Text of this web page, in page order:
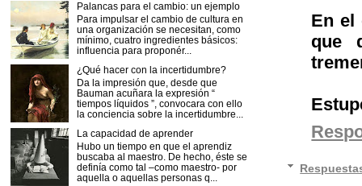
En el
que
Palancas para el cambio: un ejemplo
Para impulsar el cambio de cultura en
una organización se necesitan, como
mínimo, cuatro ingredientes básicos:
influencia para proponér...
¿Qué hacer con la incertidumbre?
Da la impresión que, desde que
Bauman acuñara la expresión “
tiempos líquidos ”, convocara con ello
la conciencia sobre la incertidumbre...
La capacidad de aprender
Hubo un tiempo en que el aprendiz
buscaba al maestro. De hecho, éste se
definía como tal –como maestro- por
aquella o aquellas personas q...